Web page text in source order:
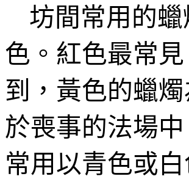
坊間常用的
色。紅色最常
到，黃色的蠟
於喪事的法場
常用以青色或